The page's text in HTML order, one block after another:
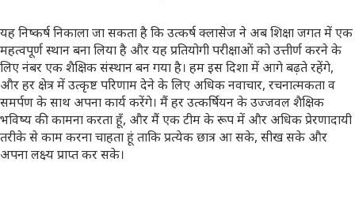
यह निष्कर्ष निकाला जा सकता है कि उत्कर्ष क्लासेज ने अब शिक्षा जगत में एक
महत्वपूर्ण स्थान बना लिया है और यह प्रतियोगी परीक्षाओं को उत्तीर्ण करने के
लिए नंबर एक शैक्षिक संस्थान बन गया है। हम इस दिशा में आगे बढ़ते रहेंगे,
और हर क्षेत्र में उत्कृष्ट परिणाम देने के लिए अधिक नवाचार, रचनात्मकता व
समर्पण के साथ अपना कार्य करेंगे। मैं हर उत्कर्षियन के उज्जवल शैक्षिक
भविष्य की कामना करता हूँ, और मैं एक टीम के रूप में और अधिक प्रेरणादायी
तरीके से काम करना चाहता हूं ताकि प्रत्येक छात्र आ सके, सीख सके और
अपना लक्ष्य प्राप्त कर सके।